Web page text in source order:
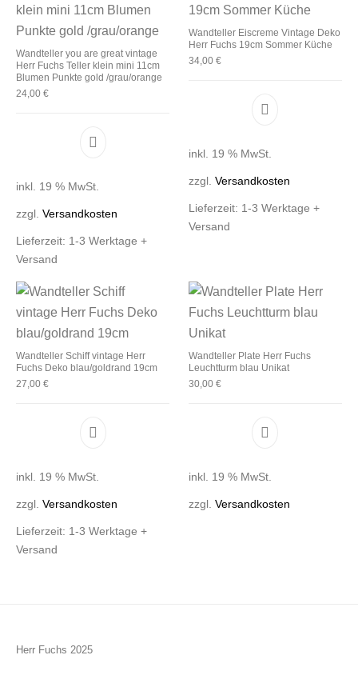
Wandteller you are great vintage
Herr Fuchs Teller klein mini 11cm
Blumen Punkte gold /grau/orange
24,00€
inkl. 19 % MwSt.
zzgl.Versandkosten
Lieferzeit: 1-3 Werktage +
Versand
Wandteller Eiscreme Vintage Deko
Herr Fuchs 19cm Sommer Küche
34,00 €
inkl. 19 % MwSt.
zzgl. Versandkosten
Lieferzeit: 1-3 Werktage +
Versand
Wandteller Schiff vintage Herr
Fuchs Deko blau/goldrand 19cm
27,00€
inkl. 19 % MwSt.
zzgl.Versandkosten
Lieferzeit: 1-3 Werktage +
Versand
Wandteller Plate Herr Fuchs
Leuchtturm blau Unikat
30,00 €
inkl. 19 % MwSt.
zzgl. Versandkosten
Herr Fuchs 2025